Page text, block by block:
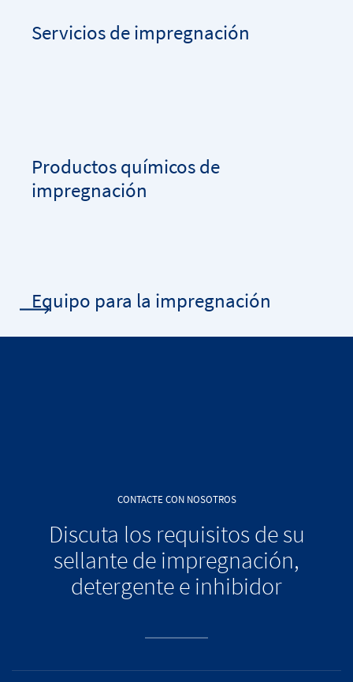
Servicios de impregnación
Productos químicos de
impregnación
Equipo para la impregnación
CONTACTE CON NOSOTROS
Discuta los requisitos de su
sellante de impregnación,
detergente e inhibidor